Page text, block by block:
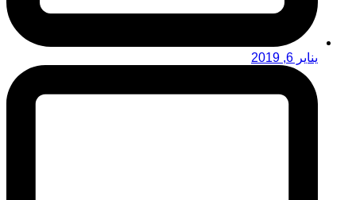
يناير 6, 2019